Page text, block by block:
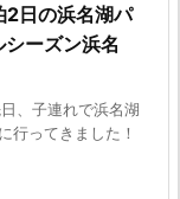
2日の浜名湖パ
ーズン浜名
、子連れで浜名湖
行ってきました！